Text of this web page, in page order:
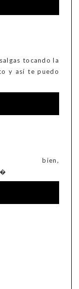
tocando la
y así te puedo
bien,